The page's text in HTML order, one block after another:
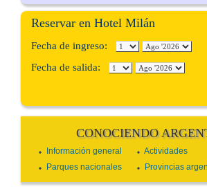
Reservar en Hotel Milán
Fecha de ingreso:
Fecha de salida:
CONOCIENDO
Información general
Actividades
Parques nacionales
Provincias